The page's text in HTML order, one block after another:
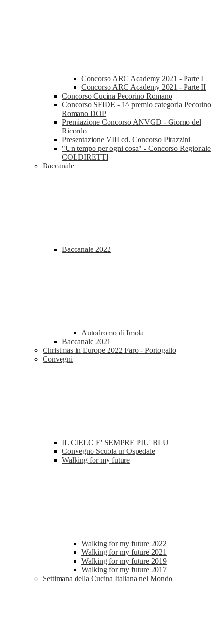
Concorso ARC Academy 2021 - Parte I
Concorso ARC Academy 2021 - Parte II
Concorso Cucina Pecorino Romano
Concorso SFIDE - 1^ premio categoria Pecorino
Romano DOP
Premiazione Concorso ANVGD - Giorno del
Ricordo
Presentazione VIII ed. Concorso Pirazzini
"Un tempo per ogni cosa" - Concorso Regionale
COLDIRETTI
Baccanale
Baccanale 2022
Autodromo di Imola
Baccanale 2021
Christmas in Europe 2022 Faro - Portogallo
Convegni
IL CIELO E' SEMPRE PIU' BLU
Convegno Scuola in Ospedale
Walking for my future
Walking for my future 2022
Walking for my future 2021
Walking for my future 2019
Walking for my future 2017
Settimana della Cucina Italiana nel Mondo